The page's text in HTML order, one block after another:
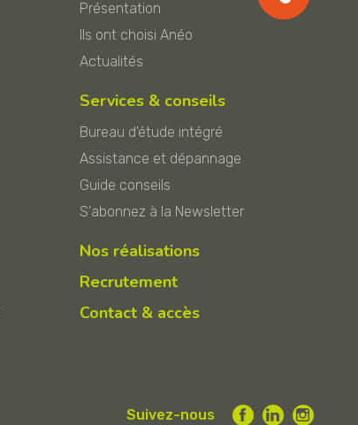
Présentation
Ils ont choisi Anéo
Actualités
Services & conseils
Bureau d'étude intégré
Assistance et dépannage
Guide conseils
S'abonnez à la Newsletter
Nos réalisations
Recrutement
Contact & accès
Suivez-nous